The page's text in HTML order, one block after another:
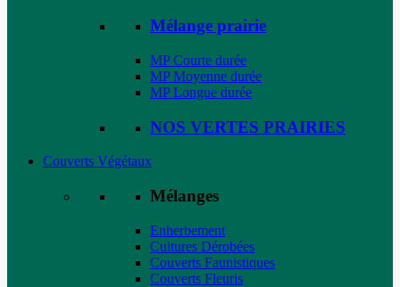
Mélange prairie
MP Courte durée
MP Moyenne durée
MP Longue durée
NOS VERTES PRAIRIES
Couverts Végétaux
Mélanges
Enherbement
Cultures Dérobées
Couverts Faunistiques
Couverts Fleuris